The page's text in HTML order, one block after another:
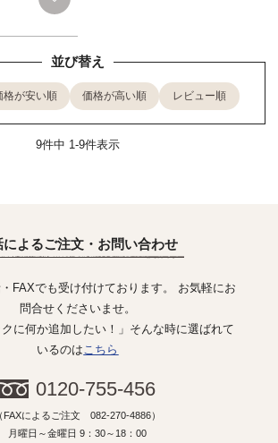
並び替え
格が安い順 価格が高い順 レビュー順
9件中 1-9件表示
によるご注文・お問い合わせ
FAXでも受け付けております。 お気軽にお
問合せくださいませ。
クに何か追加したい！」そんな時に選ばれて
いるのはこちら
0120-755-456
（FAXによるご注文 082-270-4886）
月曜日～金曜日 9：30～18：00